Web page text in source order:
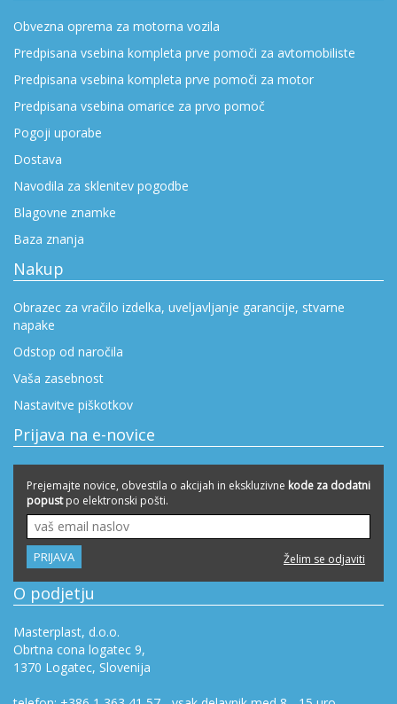
Obvezna oprema za motorna vozila
Predpisana vsebina kompleta prve pomoči za avtomobiliste
Predpisana vsebina kompleta prve pomoči za motor
Predpisana vsebina omarice za prvo pomoč
Pogoji uporabe
Dostava
Navodila za sklenitev pogodbe
Blagovne znamke
Baza znanja
Nakup
Obrazec za vračilo izdelka, uveljavljanje garancije, stvarne
napake
Odstop od naročila
Vaša zasebnost
Nastavitve piškotkov
Prijava na e-novice
Prejemajte novice, obvestila o akcijah in ekskluzivne kode za dodatni
popustpo elektronski pošti.
O podjetju
Masterplast, d.o.o.
Obrtna cona logatec 9,
1370 Logatec, Slovenija